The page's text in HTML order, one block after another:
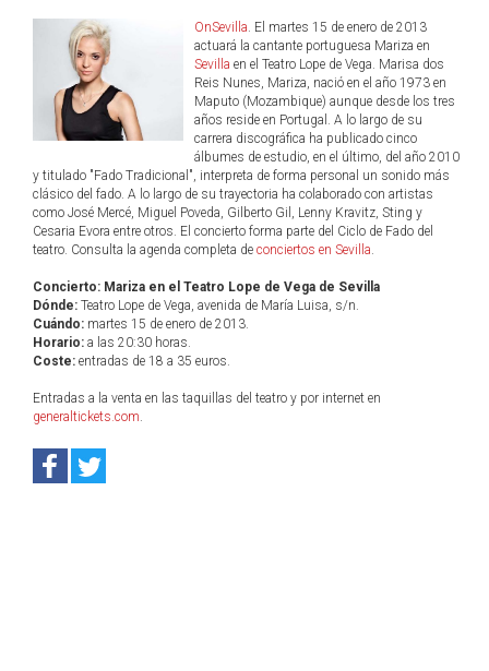
OnSevilla. El martes 15 de enero de 2013
actuará la cantante portuguesa Mariza en
Sevilla en el Teatro Lope de Vega. Marisa dos
Reis Nunes, Mariza, nació en el año 1973 en
Maputo (Mozambique) aunque desde los tres
años reside en Portugal. A lo largo de su
carrera discográfica ha publicado cinco
álbumes de estudio, en el último, del año 2010
y titulado "Fado Tradicional", interpreta de forma personal un sonido más
clásico del fado. A lo largo de su trayectoria ha colaborado con artistas
como José Mercé, Miguel Poveda, Gilberto Gil, Lenny Kravitz, Sting y
Cesaria Evora entre otros. El concierto forma parte del Ciclo de Fado del
teatro. Consulta la agenda completa de conciertos en Sevilla.
Concierto: Mariza en el Teatro Lope de Vega de Sevilla
Dónde: Teatro Lope de Vega, avenida de María Luisa, s/n.
Cuándo: martes 15 de enero de 2013.
Horario: a las 20:30 horas.
Coste: entradas de 18 a 35 euros.
Entradas a la venta en las taquillas del teatro y por internet en
generaltickets.com.